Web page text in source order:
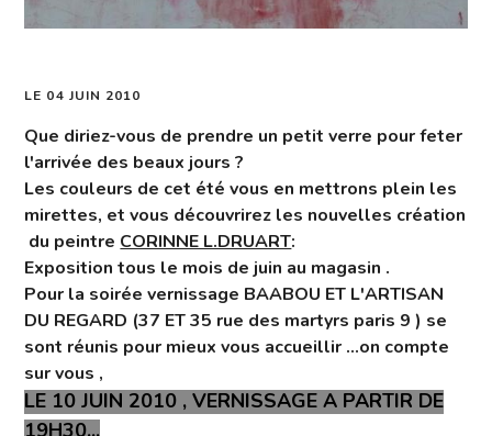
LE 04 JUIN 2010
Que diriez-vous de prendre un petit verre pour feter
l'arrivée des beaux jours ?
Les couleurs de cet été vous en mettrons plein les
mirettes, et vous découvrirez les nouvelles création
du peintre CORINNE L.DRUART:
Exposition tous le mois de juin au magasin .
Pour la soirée vernissage BAABOU ET L'ARTISAN
DU REGARD (37 ET 35 rue des martyrs paris 9 ) se
sont réunis pour mieux vous accueillir ...on compte
sur vous ,
LE 10 JUIN 2010 , VERNISSAGE A PARTIR DE
19H30...